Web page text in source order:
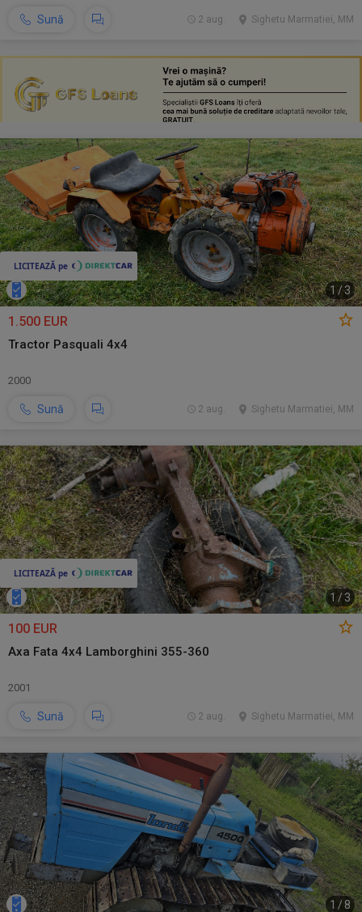
Sună Sighetu Marmatiei, MM
2 aug.
1/3
1.500 EUR
Tractor Pasquali 4x4
2000
Sună Sighetu Marmatiei, MM
2 aug.
1 /3
100 EUR
Axa Fata 4x4 Lamborghini 355-360
2001
Sună Sighetu Marmatiei, MM
2 aug.
1 /8